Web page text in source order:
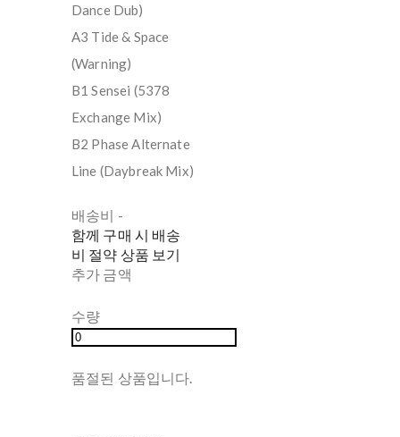
Dance Dub)
A3 Tide & Space
(Warning)
B1 Sensei (5378
Exchange Mix)
B2 Phase Alternate
Line (Daybreak Mix)
배송비 -
함께 구매 시 배송
비 절약 상품 보기
추가 금액
수량
품절된 상품입니다.